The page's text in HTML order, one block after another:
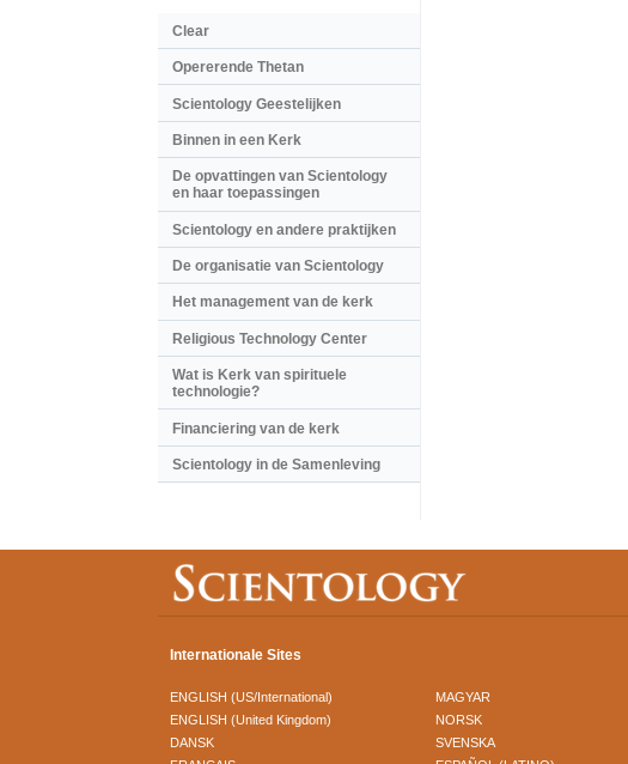
Clear
Opererende Thetan
Scientology Geestelijken
Binnen in een Kerk
De opvattingen van Scientology
en haar toepassingen
Scientology en andere praktijken
De organisatie van Scientology
Het management van de kerk
Religious Technology Center
Wat is Kerk van spirituele
technologie?
Financiering van de kerk
Scientology in de Samenleving
Internationale Sites
ENGLISH (US/International)
ENGLISH (United Kingdom)
DANSK
MAGYAR
NORSK
SVENSKA